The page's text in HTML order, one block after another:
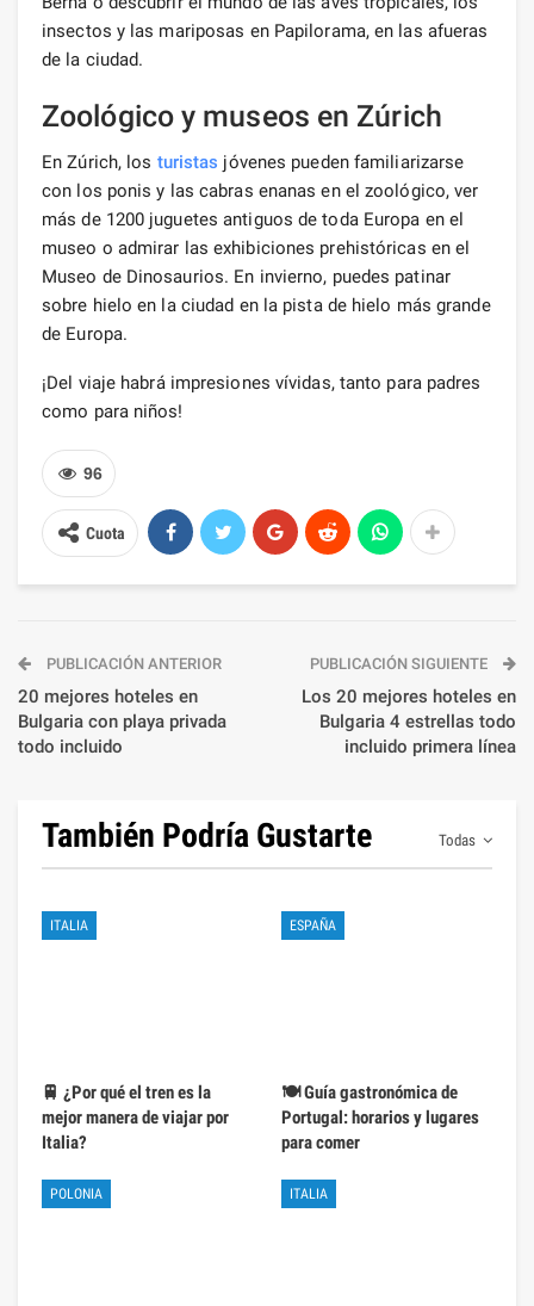
insectos y las mariposas en Papilorama, en las afueras
de la ciudad.
Zoológico y museos en Zúrich
En Zúrich, los turistas jóvenes pueden familiarizarse
con los ponis y las cabras enanas en el zoológico, ver
más de 1200 juguetes antiguos de toda Europa en el
museo o admirar las exhibiciones prehistóricas en el
Museo de Dinosaurios. En invierno, puedes patinar
sobre hielo en la ciudad en la pista de hielo más grande
de Europa.
¡Del viaje habrá impresiones vívidas, tanto para padres
como para niños!
96
Cuota
PUBLICACIÓN ANTERIOR
20 mejores hoteles en
Bulgaria con playa privada
todo incluido
PUBLICACIÓN SIGUIENTE
Los 20 mejores hoteles en
Bulgaria 4 estrellas todo
incluido primera línea
Todas
También Podría Gustarte
ITALIA
🚆 ¿Por qué el tren es la
mejor manera de viajar por
Italia?
ESPAÑA
🍽️ Guía gastronómica de
Portugal: horarios y lugares
para comer
POLONIA ITALIA